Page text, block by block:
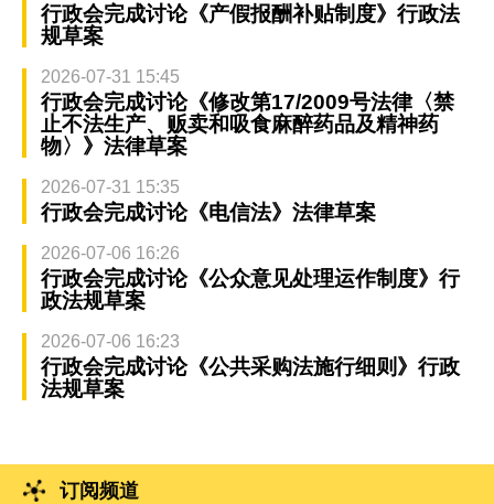
行政会完成讨论《产假报酬补贴制度》行政法
规草案
2026-07-31 15:45
行政会完成讨论《修改第17/2009号法律〈禁
止不法生产、贩卖和吸食麻醉药品及精神药
物〉》法律草案
2026-07-31 15:35
行政会完成讨论《电信法》法律草案
2026-07-06 16:26
行政会完成讨论《公众意见处理运作制度》行
政法规草案
2026-07-06 16:23
行政会完成讨论《公共采购法施行细则》行政
法规草案
订阅频道